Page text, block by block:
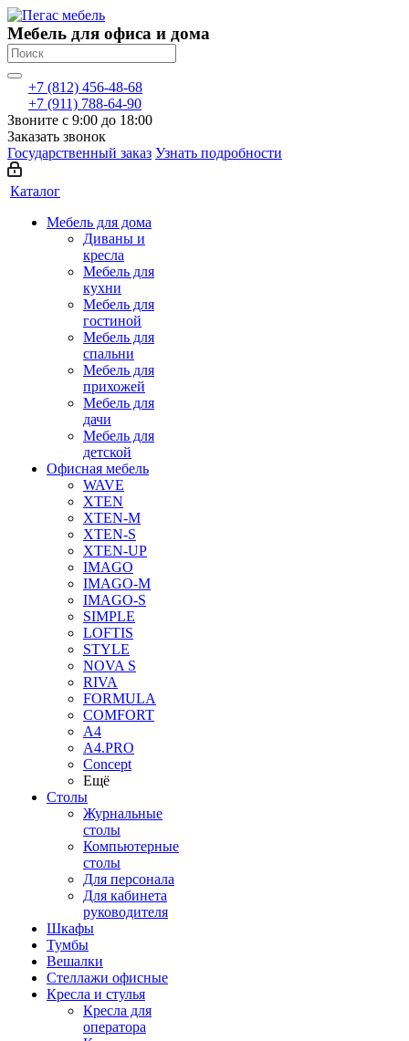
Мебель для офиса и дома
+7 (812) 456-48-68
+7 (911) 788-64-90
Звоните с 9:00 до 18:00
Заказать звонок
Государственный заказ Узнать подробности
Каталог
Мебель для дома
Диваны и
кресла
Мебель для
кухни
Мебель для
гостиной
Мебель для
спальни
Мебель для
прихожей
Мебель для
дачи
Мебель для
детской
Офисная мебель
WAVE
XTEN
XTEN-M
XTEN-S
XTEN-UP
IMAGO
IMAGO-M
IMAGO-S
SIMPLE
LOFTIS
STYLE
NOVA S
RIVA
FORMULA
COMFORT
A4
A4.PRO
Concept
Ещё
Столы
Журнальные
столы
Компьютерные
столы
Для персонала
Для кабинета
руководителя
Шкафы
Тумбы
Вешалки
Стеллажи офисные
Кресла и стулья
Кресла для
оператора